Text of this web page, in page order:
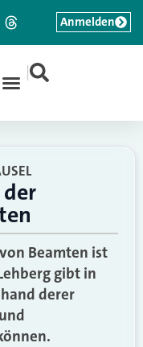
|
Anmelden
Beamten ist
gibt in
derer